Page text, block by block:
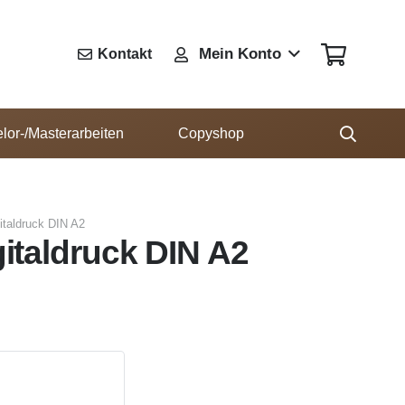
Kontakt Mein Konto
Masterarbeiten Copyshop
DIN A2
DIN A2